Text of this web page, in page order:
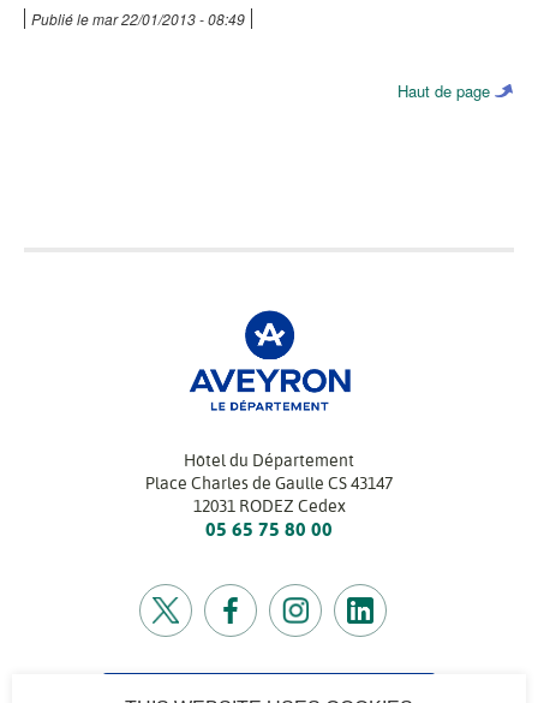
Publié lemar 22/01/2013 - 08:49
Haut de page
Hôtel du Département
Place Charles de Gaulle CS 43147
12031 RODEZ Cedex
05 65 75 80 00